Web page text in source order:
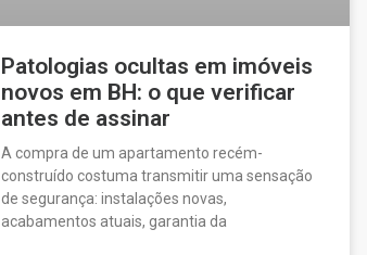
Patologias ocultas em imóveis
novos em BH: o que verificar
antes de assinar
A compra de um apartamento recém-
construído costuma transmitir uma sensação
de segurança: instalações novas,
acabamentos atuais, garantia da